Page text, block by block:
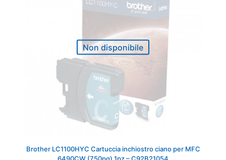
Non disponibile
Brother LC1100HYC Cartuccia inchiostro ciano per MFC